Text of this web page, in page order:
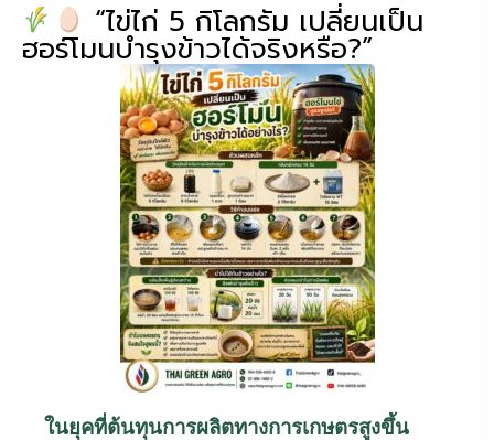
“ไข่ไก่ 5 กิโลกรัม เปลี่ยนเป็น
ฮอร์โมนบำรุงข้าวได้จริงหรือ?”
ในยุคที่ต้นทุนการผลิตทางการเกษตรสูงขึ้น